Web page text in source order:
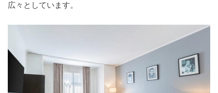
広々としています。